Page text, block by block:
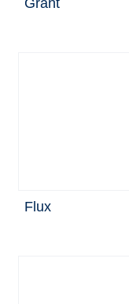
Flux